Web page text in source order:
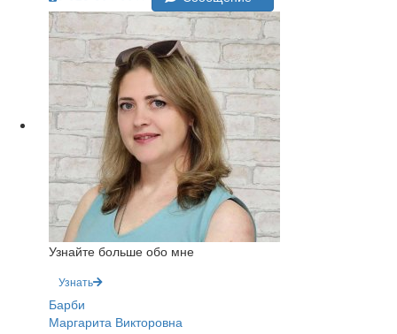
Узнайте больше обо мне
Узнать
Барби
Маргарита Викторовна